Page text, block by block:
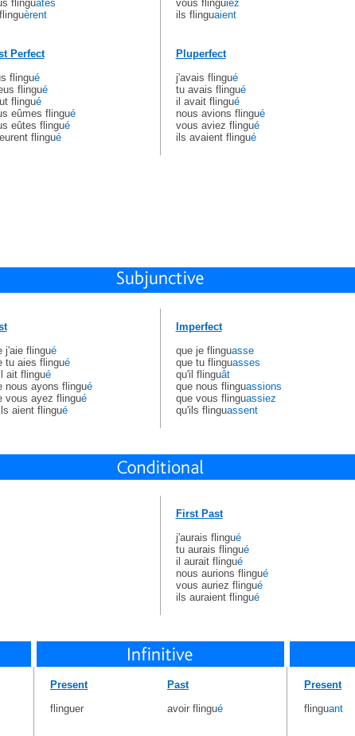
flinguâtes
èrent
Perfect
flingué
flingué
flingué
eûmes flingué
eûtes flingué
flingué
vous flinguiez
ils flinguaient
Pluperfect
j'avais flingué
tu avais flingué
il avait flingué
nous avions flingué
vous aviez flingué
ils avaient flingué
j'aie flingué
tu aies flingué
ait flingué
nous ayons flingué
vous ayez flingué
aient flingué
Imperfect
que je flinguasse
que tu flinguasses
qu'il flinguât
que nous flinguassions
que vous flinguassiez
qu'ils flinguassent
First Past
j'aurais flingué
tu aurais flingué
il aurait flingué
nous aurions flingué
vous auriez flingué
ils auraient flingué
Present
flinguer
Past
avoir flingué
Present
flinguant